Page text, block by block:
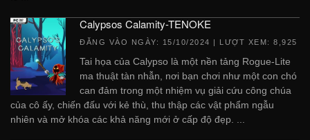
Calypsos Calamity-TENOKE
ĐĂNG VÀO NGÀY: 15/10/2024 | LƯỢT XEM: 8,925
Tai họa của Calypso là một nền tảng Rogue-Lite
ma thuật tàn nhẫn, nơi bạn chơi như một con chó
can đảm trong một nhiệm vụ giải cứu công chúa
của cô ấy, chiến đấu với kẻ thù, thu thập các vật phẩm ngẫu
nhiên và mở khóa các khả năng mới ở cấp độ đẹp. ...